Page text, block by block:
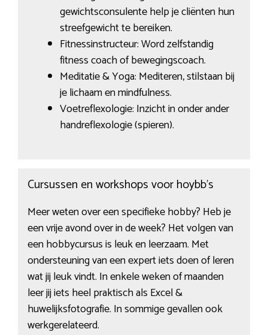
gewichtsconsulente help je cliënten hun
streefgewicht te bereiken.
Fitnessinstructeur: Word zelfstandig
fitness coach of bewegingscoach.
Meditatie & Yoga: Mediteren, stilstaan bij
je lichaam en mindfulness.
Voetreflexologie: Inzicht in onder ander
handreflexologie (spieren).
Cursussen en workshops voor hoybb’s
Meer weten over een specifieke hobby? Heb je
een vrije avond over in de week? Het volgen van
een hobbycursus is leuk en leerzaam. Met
ondersteuning van een expert iets doen of leren
wat jij leuk vindt. In enkele weken of maanden
leer jij iets heel praktisch als Excel &
huwelijksfotografie. In sommige gevallen ook
werkgerelateerd.